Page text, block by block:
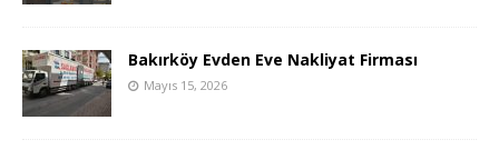
Bakırköy Evden Eve Nakliyat Firması
Mayıs 15, 2026